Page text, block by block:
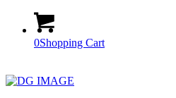
0Shopping Cart